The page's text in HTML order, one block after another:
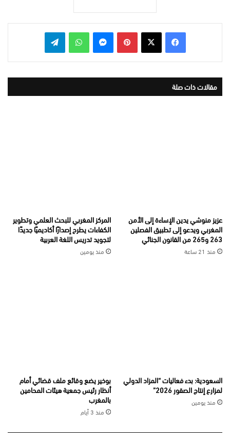
بينتيريست واتساب
مقالات ذات صلة
عزيز منوشي يدين الإساءة إلى الأمن
المغربي ويدعو إلى تطبيق الفصلين
263 و265 من القانون الجنائي
منذ 21 ساعة
المركز المغربي للبحث العلمي وتطوير
الكفاءات يطرح إصدارًا أكاديميًا جديدًا
لتجويد تدريس اللغة العربية
منذ يومين
السعودية: بدء فعاليات “المزاد الدولي
لمزارع إنتاج الصقور 2026”
منذ يومين
بوخير يضع وقائع ملف قضائي أمام
أنظار رئيس جمعية هيئات المحامين
بالمغرب
منذ 3 أيام